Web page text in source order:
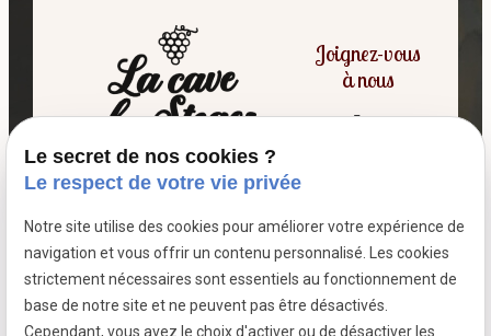
Siret :39799787500026
Joignez-vous
à nous
7 passage fleuri
- 59380 SOCX
Le secret de nos cookies ?
Le respect de votre vie privée
Notre site utilise des cookies pour améliorer votre expérience de
navigation et vous offrir un contenu personnalisé. Les cookies
strictement nécessaires sont essentiels au fonctionnement de
base de notre site et ne peuvent pas être désactivés.
Cependant, vous avez le choix d'activer ou de désactiver les